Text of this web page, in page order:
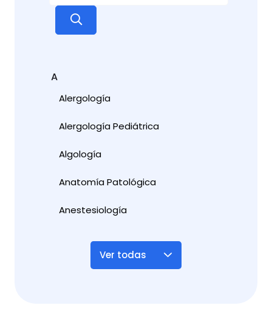
A
Alergología
Alergología Pediátrica
Algología
Anatomía Patológica
Anestesiología
Ver todas